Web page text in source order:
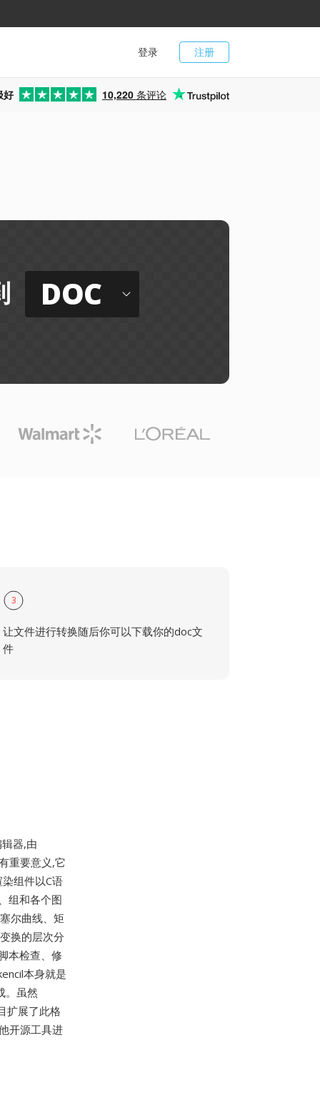
注册
登录
好 10,220 条评论
DOC
3
让文件进行转换随后你可以下载你的doc文
件
器,由
重要意义,它
组件以C语
组和各个图
尔曲线、矩
换的层次分
本检查、修
本身就是
。虽然
扩展了此格
开源工具进